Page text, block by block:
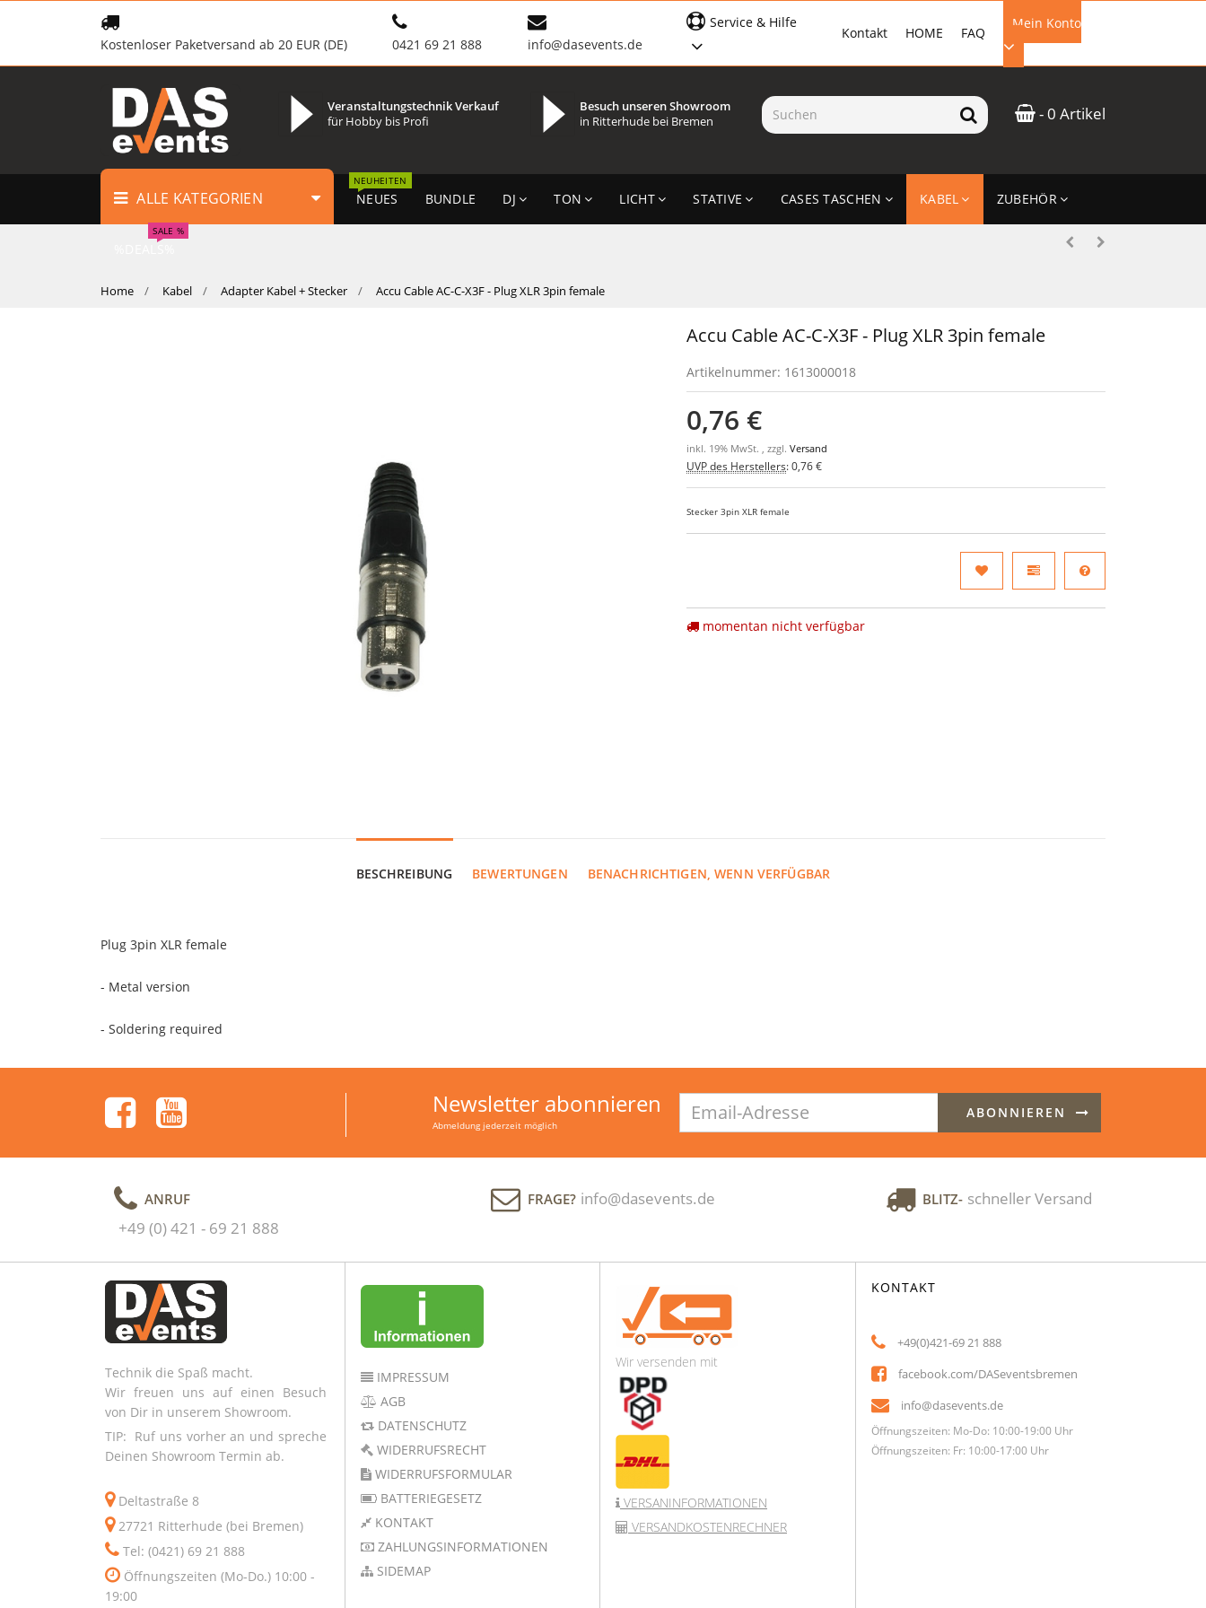
Kostenloser Paketversand ab 20 EUR (DE) 0421 69 21 888 info@dasevents.de
Mein Konto
EMAIL-ADRESSE
ANMELDEN
FAQ
HOME
Kontakt
Service & Hilfe
- 0 Artikel
Veranstaltungstechnik Verkauf
für Hobby bis Profi
Besuch unseren Showroom
in Ritterhude bei Bremen
ALLE KATEGORIEN NEUES
NEUHEITEN
BUNDLE DJ TON LICHT STATIVE CASES TASCHEN KABEL ZUBEHÖR
SALE %
Home Kabel Adapter Kabel + Stecker Accu Cable AC-C-X3F - Plug XLR 3pin female
Accu Cable AC-C-X3F - Plug XLR 3pin female
Artikelnummer: 1613000018
0,76 €
inkl. 19% MwSt. , zzgl.Versand
UVP des Herstellers:0,76 €
Stecker 3pin XLR female
momentan nicht verfügbar
BESCHREIBUNG BEWERTUNGEN BENACHRICHTIGEN, WENN VERFÜGBAR
Plug 3pin XLR female
- Metal version
- Soldering required
Newsletter abonnieren
Abmeldung jederzeit möglich
Adresse
ABONNIEREN
ANRUF
+49 (0) 421 - 69 21 888
FRAGE? info@dasevents.de BLITZ- schneller Versand
Technik die Spaß macht.
Wir freuen uns auf einen Besuch
von Dir in unserem Showroom.
TIP: Ruf uns vorher an und spreche
Deinen Showroom Termin ab.
Deltastraße 8
27721 Ritterhude (bei Bremen)
Tel: (0421) 69 21 888
Öffnungszeiten (Mo-Do.) 10:00 -
19:00
IMPRESSUM
AGB
DATENSCHUTZ
WIDERRUFSRECHT
WIDERRUFSFORMULAR
BATTERIEGESETZ
KONTAKT
ZAHLUNGSINFORMATIONEN
SIDEMAP
Wir versenden mit
VERSANINFORMATIONEN
VERSANDKOSTENRECHNER
KONTAKT
+49(0)421-69 21 888
facebook.com/DASeventsbremen
info@dasevents.de
Öffnungszeiten: Mo-Do: 10:00-19:00 Uhr
Öffnungszeiten: Fr: 10:00-17:00 Uhr